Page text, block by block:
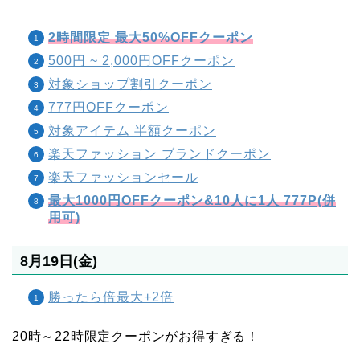
2時間限定 最大50%OFFクーポン
500円 ~ 2,000円OFFクーポン
対象ショップ割引クーポン
777円OFFクーポン
対象アイテム 半額クーポン
楽天ファッション ブランドクーポン
楽天ファッションセール
最大1000円OFFクーポン&10人に1人 777P(併
用可)
8月19日(金)
勝ったら倍最大+2倍
20時～22時限定クーポンがお得すぎる！